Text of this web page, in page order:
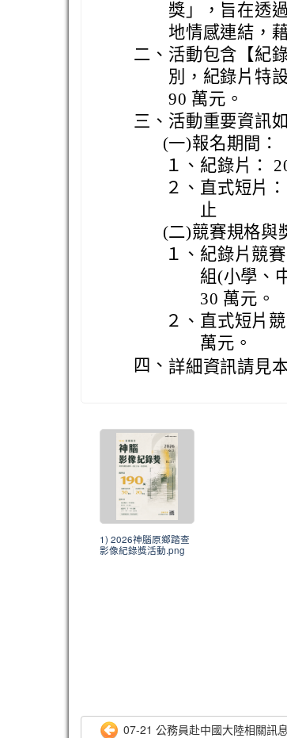
獎」，旨在透
地情感連結，
二、 活動包含【紀
別，紀錄片特
90 萬元。
三、 活動重要資訊
(一)報名期間：
１、 紀錄片：
２、 直式短片
止
(二)競賽規格與
１、 紀錄片競
組(小學、
30 萬元。
２、 直式短片
萬元。
四、 詳細資訊請見
1) 2026神腦原鄉踏查
影像紀錄獎活動.png
07-21 公務員赴中國大陸相關訊